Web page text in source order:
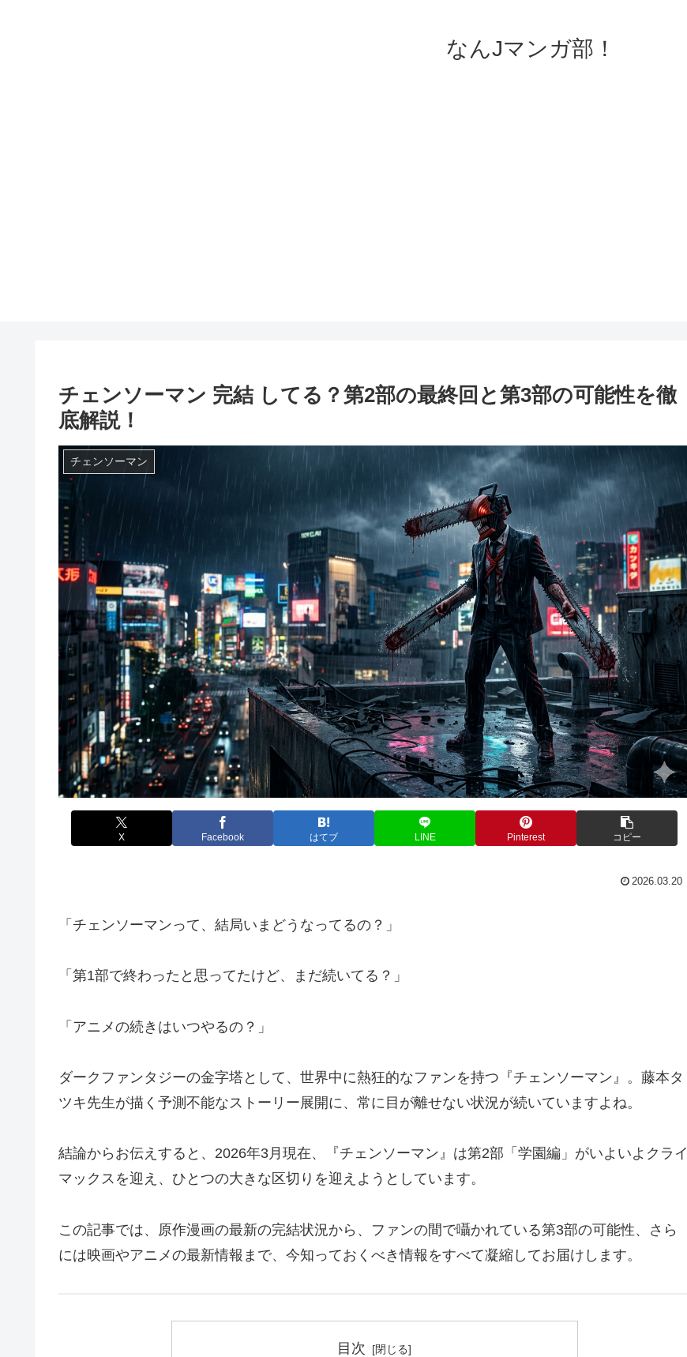
なんJマンガ部！
チェンソーマン 完結 してる？第2部の最終回と第3部の可能性を徹
底解説！
チェンソーマン
X Facebook はてブ LINE Pinterest コピー
2026.03.20
「チェンソーマンって、結局いまどうなってるの？」
「第1部で終わったと思ってたけど、まだ続いてる？」
「アニメの続きはいつやるの？」
ダークファンタジーの金字塔として、世界中に熱狂的なファンを持つ『チェンソーマン』。藤本タ
ツキ先生が描く予測不能なストーリー展開に、常に目が離せない状況が続いていますよね。
結論からお伝えすると、2026年3月現在、『チェンソーマン』は第2部「学園編」がいよいよクライ
マックスを迎え、ひとつの大きな区切りを迎えようとしています。
この記事では、原作漫画の最新の完結状況から、ファンの間で囁かれている第3部の可能性、さら
には映画やアニメの最新情報まで、今知っておくべき情報をすべて凝縮してお届けします。
目次